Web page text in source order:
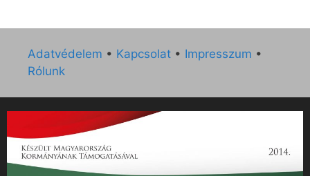
Adatvédelem • Kapcsolat • Impresszum •
Rólunk